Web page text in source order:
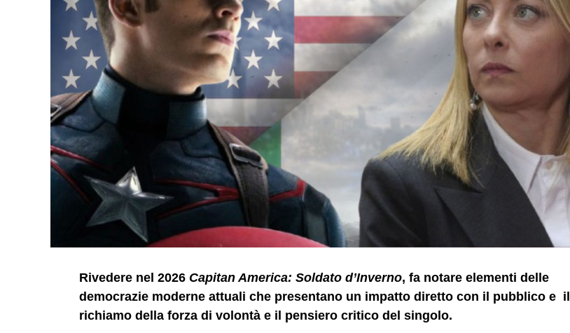
Rivedere nel 2026 Capitan America: Soldato d’Inverno, fa notare elementi delle
democrazie moderne attuali che presentano un impatto diretto con il pubblico e il
richiamo della forza di volontà e il pensiero critico del singolo.